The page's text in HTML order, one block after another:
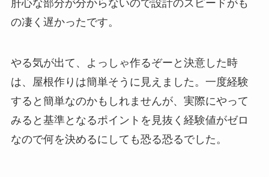
肝心な部分が分からないので設計のスピードがも
の凄く遅かったです。
やる気が出て、よっしゃ作るぞーと決意した時
は、屋根作りは簡単そうに見えました。一度経験
すると簡単なのかもしれませんが、実際にやって
みると基準となるポイントを見抜く経験値がゼロ
なので何を決めるにしても恐る恐るでした。